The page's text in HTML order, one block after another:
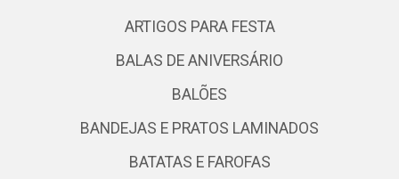
ARTIGOS PARA FESTA
BALAS DE ANIVERSÁRIO
BALÕES
BANDEJAS E PRATOS LAMINADOS
BATATAS E FAROFAS